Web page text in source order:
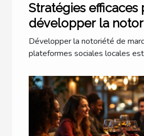
Stratégies efficaces
développer la
marque via les
sociales locales
Développer la notoriété de
plateformes sociales locales est